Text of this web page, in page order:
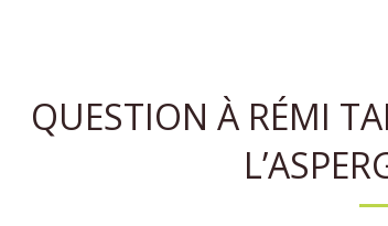
QUESTION À RÉMI